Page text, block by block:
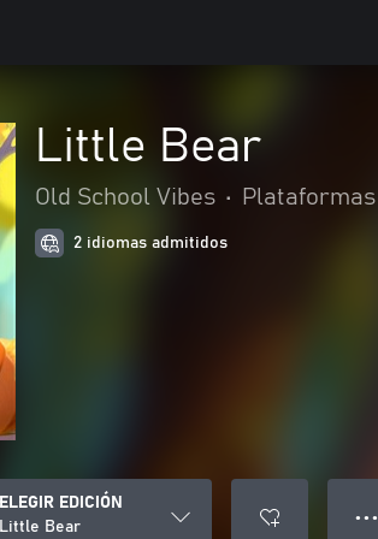
Little Bear
Old School Vibes • Plataformas
2 idiomas admitidos
ELEGIR EDICIÓN
Little Bear
● ● ●